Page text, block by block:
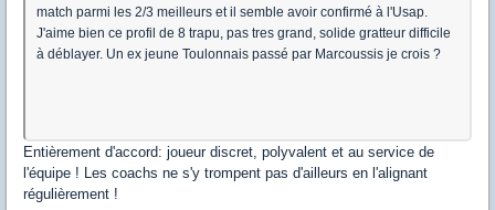
match parmi les 2/3 meilleurs et il semble avoir confirmé à l'Usap.
J'aime bien ce profil de 8 trapu, pas tres grand, solide gratteur difficile
à déblayer. Un ex jeune Toulonnais passé par Marcoussis je crois ?
Entièrement d'accord: joueur discret, polyvalent et au service de
l'équipe ! Les coachs ne s'y trompent pas d'ailleurs en l'alignant
régulièrement !